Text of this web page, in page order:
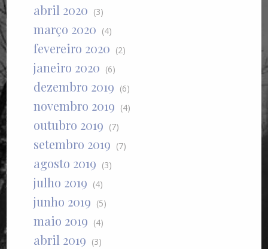
abril 2020 (3)
março 2020 (4)
fevereiro 2020 (2)
janeiro 2020 (6)
dezembro 2019 (6)
novembro 2019 (4)
outubro 2019 (7)
setembro 2019 (7)
agosto 2019 (3)
julho 2019 (4)
junho 2019 (5)
maio 2019 (4)
abril 2019 (3)